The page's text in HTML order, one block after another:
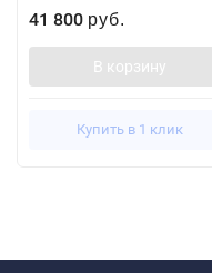
41 800 руб.
В корзину
Купить в 1 клик